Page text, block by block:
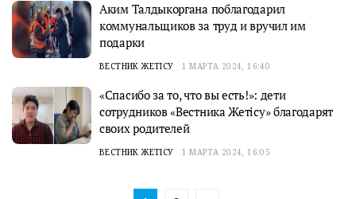
Аким Талдыкоргана поблагодарил
коммунальщиков за труд и вручил им
подарки
ВЕСТНИК ЖЕТІСУ 1 МАРТА 2024, 16:40
«Спасибо за то, что вы есть!»: дети
сотрудников «Вестника Жетісу» благодарят
своих родителей
ВЕСТНИК ЖЕТІСУ 1 МАРТА 2024, 16:05